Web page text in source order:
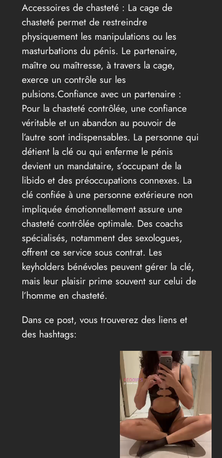
Accessoires de chasteté : La cage de
chasteté permet de restreindre
physiquement les manipulations ou les
masturbations du pénis. Le partenaire,
maître ou maîtresse, à travers la cage,
exerce un contrôle sur les
pulsions.Confiance avec un partenaire :
Pour la chasteté contrôlée, une confiance
véritable et un abandon au pouvoir de
l’autre sont indispensables. La personne qui
détient la clé ou qui enferme le pénis
devient un mandataire, s’occupant de la
libido et des préoccupations connexes. La
clé confiée à une personne extérieure non
impliquée émotionnellement assure une
chasteté contrôlée optimale. Des coachs
spécialisés, notamment des sexologues,
offrent ce service sous contrat. Les
keyholders bénévoles peuvent gérer la clé,
mais leur plaisir prime souvent sur celui de
l’homme en chasteté.
Dans ce post, vous trouverez des liens et
des hashtags: